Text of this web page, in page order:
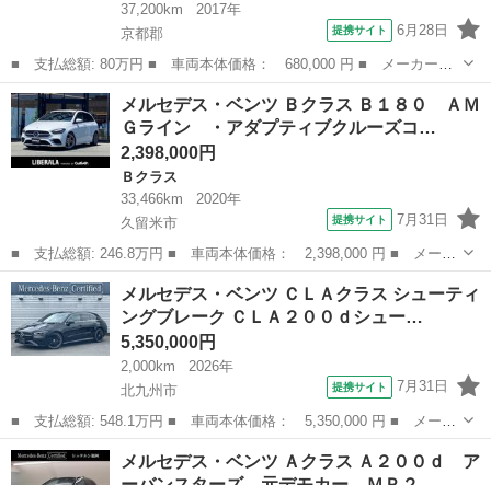
37,200km
2017年
京都郡
提携サイト 6月28日
■ 支払総額: 80万円 ■ 車両本体価格： 680,000 円 ■ メーカー
名： メルセデス・ベンツ ■ 車種名： Ｂクラス ■ グレード
名： Ｂ１８０ ＡＭＧ ラインイージーバリオシステム 純正ナ
ビ テレビ バックカメ...
福岡 京都郡 Ｂクラス
メルセデス・ベンツ Ｂクラス Ｂ１８０ ＡＭ
Ｇライン ・アダプティブクルーズコ…
2,398,000円
Ｂクラス
33,466km
2020年
久留米市
提携サイト 7月31日
■ 支払総額: 246.8万円 ■ 車両本体価格： 2,398,000 円 ■ メーカ
ー名： メルセデス・ベンツ ■ 車種名： Ｂクラス ■ グレード
名： Ｂ１８０ ＡＭＧライン ・アダプティブクルーズコントロー
ル・純正ナ...
福岡 久留米市 Ｂクラス
メルセデス・ベンツ ＣＬＡクラス シューティ
ングブレーク ＣＬＡ２００ｄシュー…
5,350,000円
2,000km
2026年
北九州市
提携サイト 7月31日
■ 支払総額: 548.1万円 ■ 車両本体価格： 5,350,000 円 ■ メーカ
ー名： メルセデス・ベンツ ■ 車種名： ＣＬＡクラス シューティ
ングブレーク ■ グレード名： ＣＬＡ２００ｄシューティングブレ
福岡 北九州市 ベンツ（メルセデス）
メルセデス・ベンツ Ａクラス Ａ２００ｄ ア